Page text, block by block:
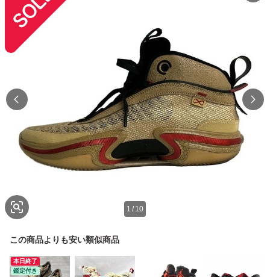
1 / 10
この商品よりも安い類似商品
本日終了
鑑定付き